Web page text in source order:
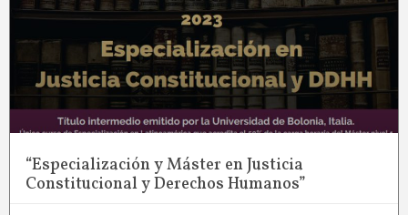
“Especialización y Máster en Justicia
Constitucional y Derechos Humanos”